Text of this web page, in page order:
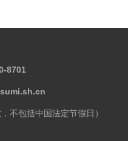
8701
，不包括中国法定节假日）